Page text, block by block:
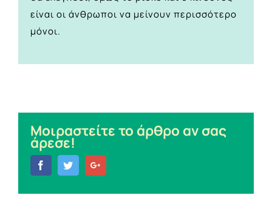
είναι οι άνθρωποι να μείνουν περισσότερο
μόνοι.
Μοιραστείτε το άρθρο αν σας
άρεσε!
FacebookTwitter